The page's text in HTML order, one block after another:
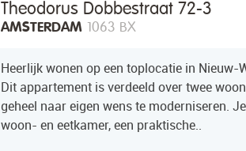
Theodorus Dobbestraat 72-3
AMSTERDAM 1063 BX
Heerlijk wonen op een toplocatie in Nieuw-
Dit appartement is verdeeld over twee
geheel naar eigen wens te moderniseren.
woon- en eetkamer, een praktische..